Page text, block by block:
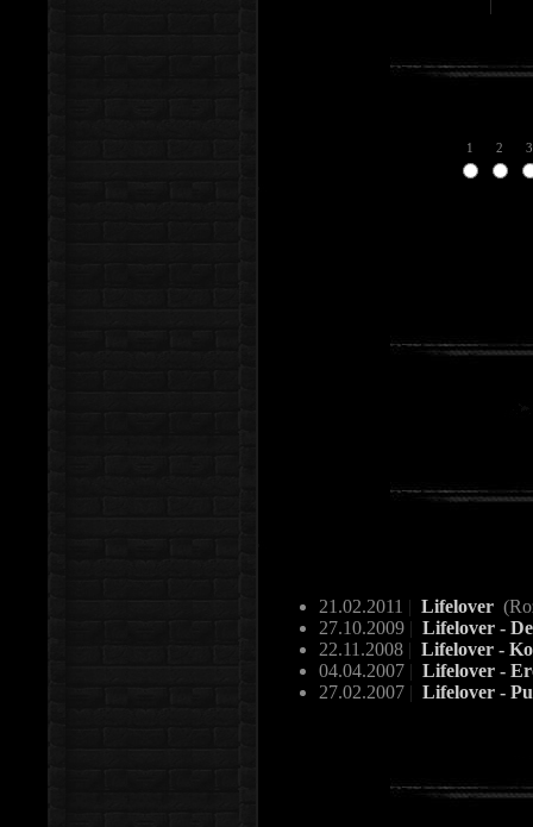
1 2 3
21.02.2011 | Lifelover
27.10.2009 | Lifelover -
22.11.2008 | Lifelover -
04.04.2007 | Lifelover -
27.02.2007 | Lifelover -